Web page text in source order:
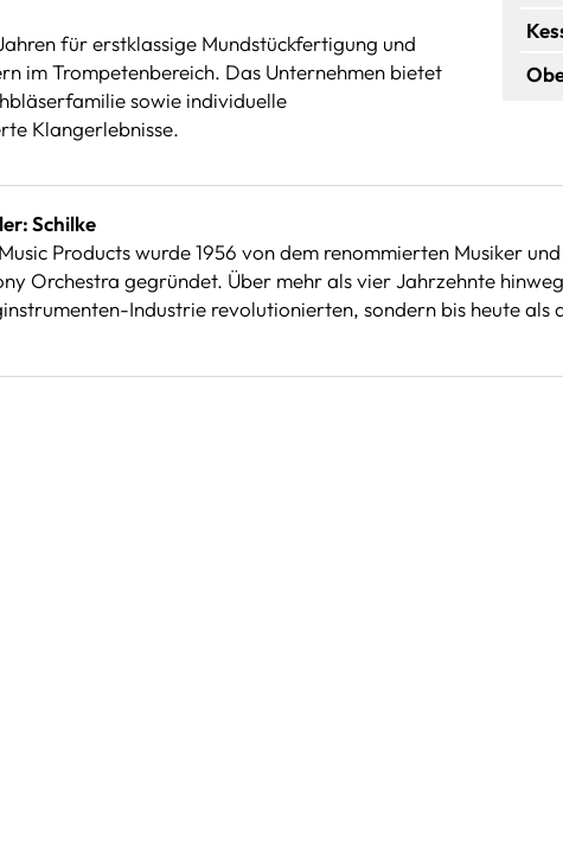
für erstklassige Mundstückfertigung und
im Trompetenbereich. Das Unternehmen bietet
sowie individuelle
Klangerlebnisse.
Schilke
Products wurde 1956 von dem renommierten Musiker
Orchestra gegründet. Über mehr als vier Jahrzehnte
Industrie revolutionierten, sondern bis heute